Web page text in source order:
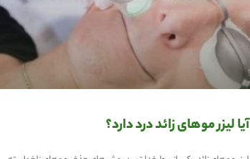
آیا لیزر موهای زائد درد دارد؟